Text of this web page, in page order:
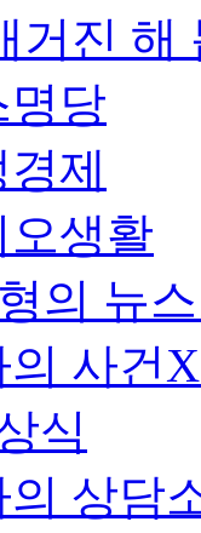
거진 해
명당
제
생활
의 뉴
사건
식
상담